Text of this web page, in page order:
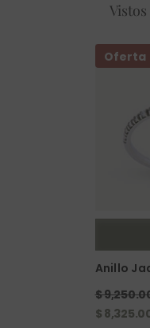
Oferta
Anillo
$
$